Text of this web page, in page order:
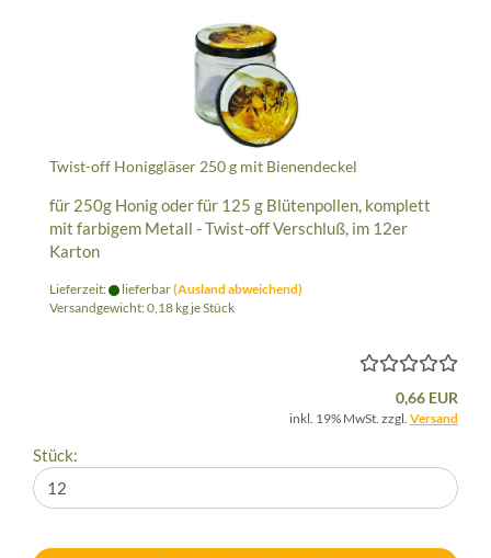
Twist-off Honiggläser 250 g mit Bienendeckel
für 250g Honig oder für 125 g Blütenpollen, komplett
mit farbigem Metall - Twist-off Verschluß, im 12er
Karton
Lieferzeit: lieferbar(Ausland abweichend)
Versandgewicht:0,18 kg je Stück
0,66 EUR
inkl. 19% MwSt. zzgl. Versand
Stück: